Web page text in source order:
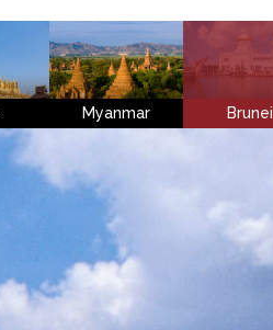
Myanmar Brunei